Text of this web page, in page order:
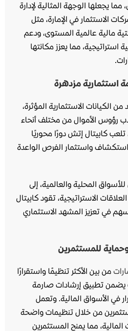
يجعلها الوجهة المثالية لإدارة
الاستثمار في الإمارة، مثل
مالية عالمية المستوى، ودعم
مما يعزز مكانتها
استثمارية مزدهرة
الكيانات الاستثمارية المؤثرة،
رؤوس الأموال من مختلف أنحاء
كابيتال إتش دورًا محوريًا
واستثمار الفرص الواعدة
المحلية والعالمية، إلى
الاستراتيجية، تقود كابيتال
في تعزيز المشهد الاستثماري
للمستثمرين
من بين الأكثر تنظيمًا واستقرارًا
يضمن تطبيق إرشادات صارمة
في الأسواق المالية. وتعمل
من خلال تنظيمات واضحة
مما يمنح المستثمرين